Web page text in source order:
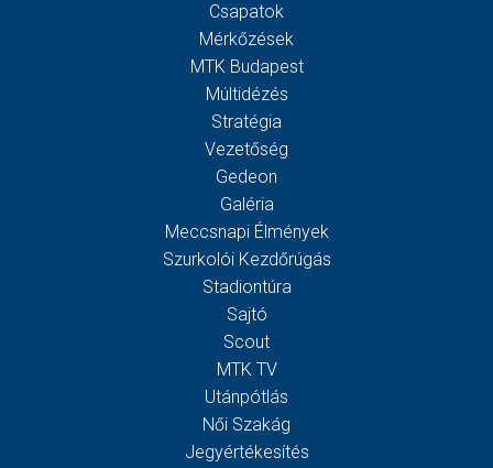
Csapatok
Mérkőzések
MTK Budapest
Múltidézés
Stratégia
Vezetőség
Gedeon
Galéria
Meccsnapi Élmények
Szurkolói Kezdőrúgás
Stadiontúra
Sajtó
Scout
MTK TV
Utánpótlás
Női Szakág
Jegyértékesítés